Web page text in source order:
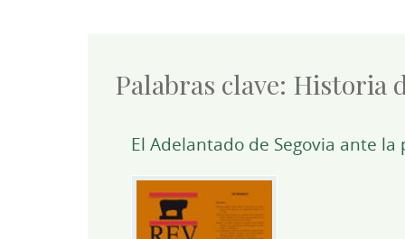
Palabras clave: Historia
El Adelantado de Segovia ante